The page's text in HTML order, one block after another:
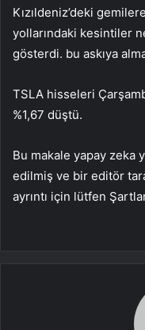
Kızıldeniz’deki
yollarındaki kesintiler
gösterdi. bu askıya
TSLA hisseleri
%1,67 düştü.
Bu makale yapay zeka
edilmiş ve bir editör
ayrıntı için lütfen